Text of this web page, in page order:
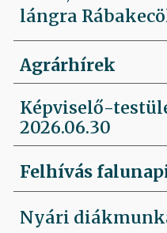
lángra
Agrárhírek
Képviselő-
2026.06.30
Felhívás
Nyári